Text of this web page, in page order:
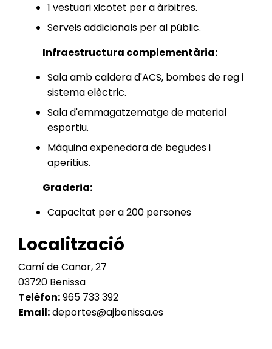
1 vestuari xicotet per a àrbitres.
Serveis addicionals per al públic.
Infraestructura complementària:
Sala amb caldera d'ACS, bombes de reg i
sistema elèctric.
Sala d'emmagatzematge de material
esportiu.
Màquina expenedora de begudes i
aperitius.
Graderia:
Capacitat per a 200 persones
Localització
Camí de Canor, 27
03720 Benissa
Telèfon:965 733 392
Email:deportes@ajbenissa.es